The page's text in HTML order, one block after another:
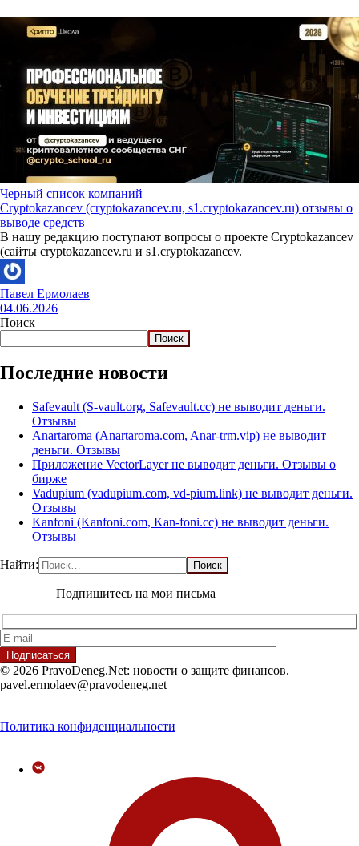
Черный список компаний
Cryptokazancev (cryptokazancev.ru, s1.cryptokazancev.ru) отзывы о
выводе средств
В нашу редакцию поступают вопросы о проекте Cryptokazancev
(сайты cryptokazancev.ru и s1.cryptokazancev.
Павел Ермолаев
04.06.2026
Поиск
Поиск
Последние новости
Safevault (S-vault.org, Safevault.cc) не выводит деньги.
Отзывы
Anartaroma (Anartaroma.com, Anar-trm.vip) не выводит
деньги. Отзывы
Приложение VectorLayer не выводит деньги. Отзывы о
бирже
Vadupium (vadupium.com, vd-pium.link) не выводит деньги.
Отзывы
Kanfoni (Kanfoni.com, Kan-foni.cc) не выводит деньги.
Отзывы
Найти:
Подпишитесь на мои письма
© 2026 PravoDeneg.Net: новости о защите финансов.
pavel.ermolaev@pravodeneg.net
Политика конфиденциальности